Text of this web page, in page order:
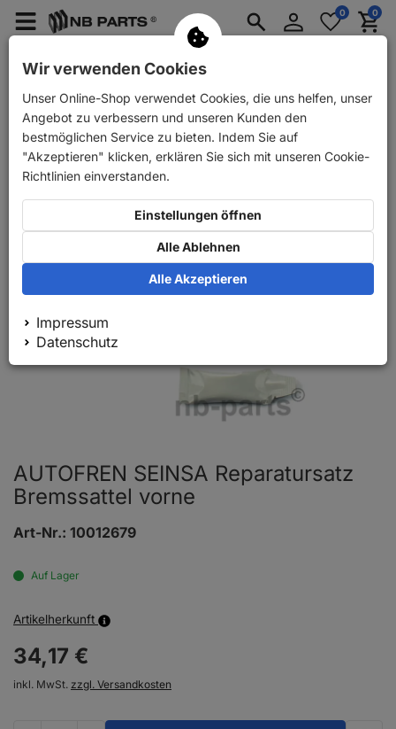
Menü
PKW Anhänger Ersatzteile
AnmeldenMerkzettel
aufklappen
0 0
Zurück PKW Ersatzteile Bremse Reparatursätze
AUTOFREN SEINSA Reparatursatz
Bremssattel vorne
Art-Nr.: 10012679
Auf Lager
Artikelherkunft
34,17 €
inkl. MwSt. zzgl. Versandkosten
Wir verwenden Cookies
Unser Online-Shop verwendet Cookies, die uns helfen, unser
Angebot zu verbessern und unseren Kunden den
bestmöglichen Service zu bieten. Indem Sie auf
"Akzeptieren" klicken, erklären Sie sich mit unseren Cookie-
Richtlinien einverstanden.
Einstellungen öffnen
Alle Ablehnen
Alle Akzeptieren
Impressum
Datenschutz